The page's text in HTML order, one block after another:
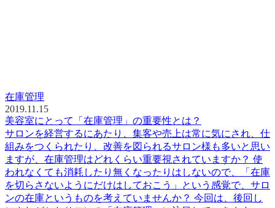
在庫管理
2019.11.15
美容室にとって「在庫管理」の重要性とは？
サロンを経営するにあたり、集客や売上は常に気にされ、仕
組みをつくられたり、改善を図られるサロン様も多いと思い
ますが、在庫管理はどれくらい重要視されていますか？ 使
われなくても消耗したり無くなったりはしないので、「在庫
を切らさないようにだけはしておこう」という感覚で、サロ
ンの在庫というものを考えていませんか？ 今回は、後回し